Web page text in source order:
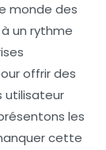
monde des
un rythme
offrir des
utilisateur
les
cette